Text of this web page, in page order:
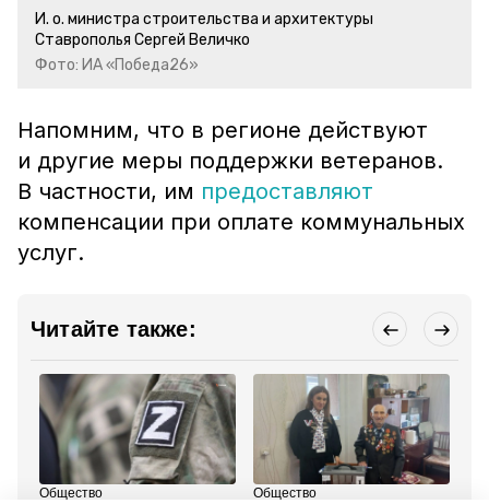
И. о. министра строительства и архитектуры
Ставрополья Сергей Величко
Фото: ИА «Победа26»
Напомним, что в регионе действуют
и другие меры поддержки ветеранов.
В частности, им предоставляют
компенсации при оплате коммунальных
услуг.
Читайте также:
Общество Общество